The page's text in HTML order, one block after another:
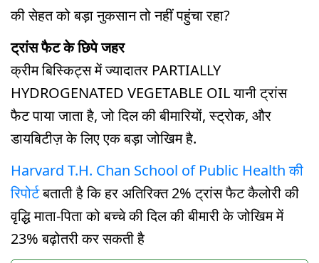
की सेहत को बड़ा नुकसान तो नहीं पहुंचा रहा?
ट्रांस फैट के छिपे जहर
क्रीम बिस्किट्स में ज्यादातर PARTIALLY
HYDROGENATED VEGETABLE OIL यानी ट्रांस
फैट पाया जाता है, जो दिल की बीमारियों, स्ट्रोक, और
डायबिटीज़ के लिए एक बड़ा जोखिम है.
Harvard T.H. Chan School of Public Health की
रिपोर्टबताती है कि हर अतिरिक्त 2% ट्रांस फैट कैलोरी की
वृद्धि माता-पिता को बच्चे की दिल की बीमारी के जोखिम में
23% बढ़ोतरी कर सकती है